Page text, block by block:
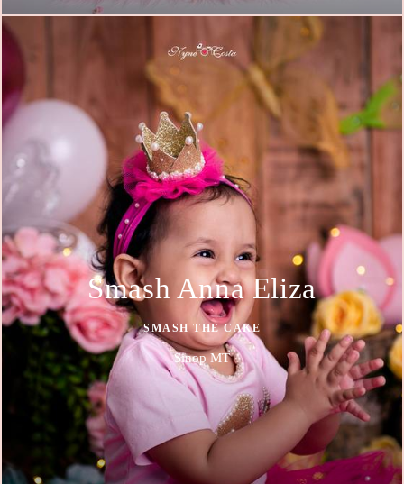
Smash Anna Eliza
SMASH THE CAKE
Sinop MT